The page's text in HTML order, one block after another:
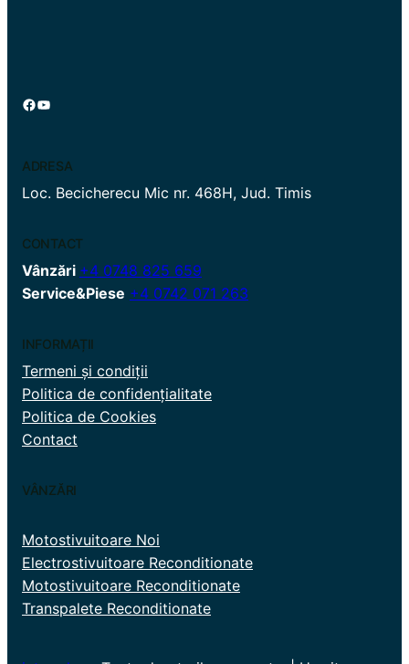
Facebook YouTube
ADRESA
Loc. Becicherecu Mic nr. 468H, Jud. Timis
CONTACT
Vânzări +4 0748 825 659
Service&Piese +4 0742 071 263
INFORMAȚII
Termeni și condiții
Politica de confidențialitate
Politica de Cookies
Contact
VÂNZĂRI
Motostivuitoare Noi
Electrostivuitoare Reconditionate
Motostivuitoare Reconditionate
Transpalete Reconditionate